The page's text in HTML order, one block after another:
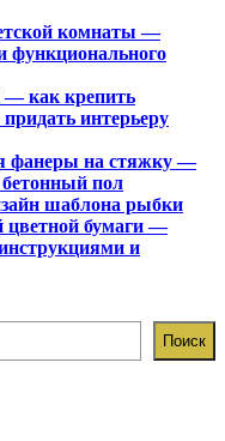
комнаты —
функционального
— как крепить
интерьеру
фанеры на стяжку —
пол
шаблона рыбки
цветной бумаги —
и
Поиск